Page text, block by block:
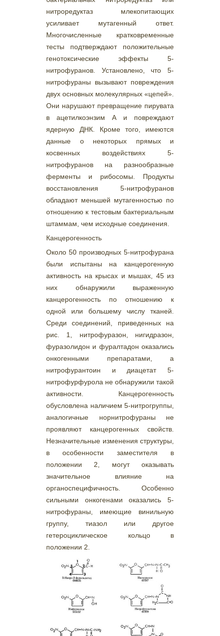
нитроредуктаз млекопитающих
усиливает мутагенный ответ.
Многочисленные кратковременные
тесты подтверждают положительные
генотоксические эффекты 5-
нитрофуранов. Установлено, что 5-
нитрофураны вызывают повреждения
двух основных молекулярных «цепей».
Они нарушают превращение пирувата
в ацетилкоэнзим А и повреждают
ядерную ДНК. Кроме того, имеются
данные о некоторых прямых и
косвенных воздействиях 5-
нитрофуранов на разнообразные
ферменты и рибосомы. Продукты
восстановления 5-нитрофуранов
обладают меньшей мутагенностью по
отношению к тестовым бактериальным
штаммам, чем исходные соединения.
Канцерогенность
Около 50 производных 5-нитрофурана
были испытаны на канцерогенную
активность на крысах и мышах, 45 из
них обнаружили выраженную
канцерогенность по отношению к
одной или большему числу тканей.
Среди соединений, приведенных на
рис. 1, нитрофуразон, нигидразон,
фуразолидон и фуралтадон оказались
онкогенными препаратами, а
нитрофурантоин и диацетат 5-
нитрофурфурола не обнаружили такой
активности. Канцерогенность
обусловлена наличием 5-нитрогруппы,
аналогичные норнитрофураны не
проявляют канцерогенных свойств.
Незначительные изменения структуры,
в особенности заместителя в
положении 2, могут оказывать
значительное влияние на
органоспецифичность. Особенно
сильными онкогенами оказались 5-
нитрофураны, имеющие винильную
группу, тиазол или другое
гетероциклическое кольцо в
положении 2.